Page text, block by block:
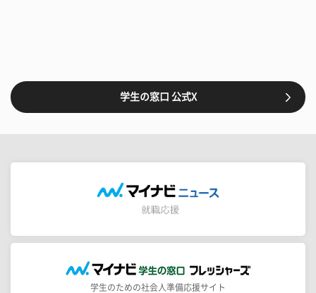
学生の窓口 公式X
学生のための社会人準備応援サイト